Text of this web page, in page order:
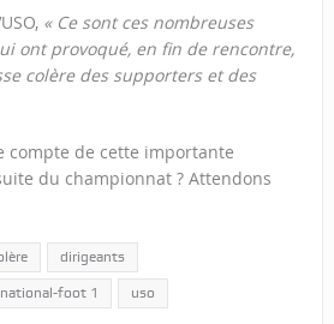
« Ce sont ces nombreuses
ont provoqué, en fin de rencontre,
colère des supporters et des
compte de cette importante
du championnat ? Attendons
dirigeants
national-foot 1 uso